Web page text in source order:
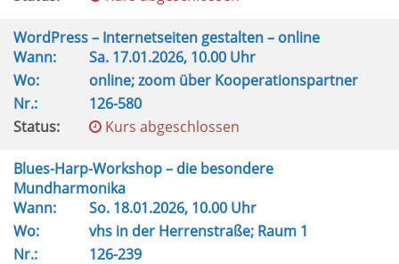
WordPress – Internetseiten gestalten – online
Wann:
Sa. 17.01.2026, 10.00 Uhr
Wo:
online; zoom über Kooperationspartner
Nr.:
126-580
Status:
Kurs abgeschlossen
Blues-Harp-Workshop – die besondere
Mundharmonika
Wann:
So. 18.01.2026, 10.00 Uhr
Wo:
vhs in der Herrenstraße; Raum 1
Nr.:
126-239